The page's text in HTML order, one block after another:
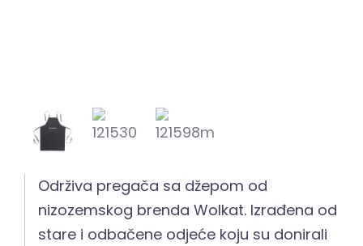
Održiva pregača sa džepom od
nizozemskog brenda Wolkat. Izrađena od
stare i odbačene odjeće koju su donirali